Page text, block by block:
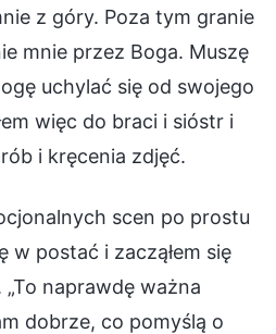
z góry. Poza tym granie
mnie przez Boga. Muszę
uchylać się od swojego
więc do braci i sióstr i
i kręcenia zdjęć.
scen po prostu
w postać i zacząłem się
naprawdę ważna
dobrze, co pomyślą o